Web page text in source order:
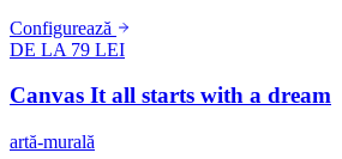
Configurează
DE LA 79 LEI
Canvas It all starts with a dream
artă-murală